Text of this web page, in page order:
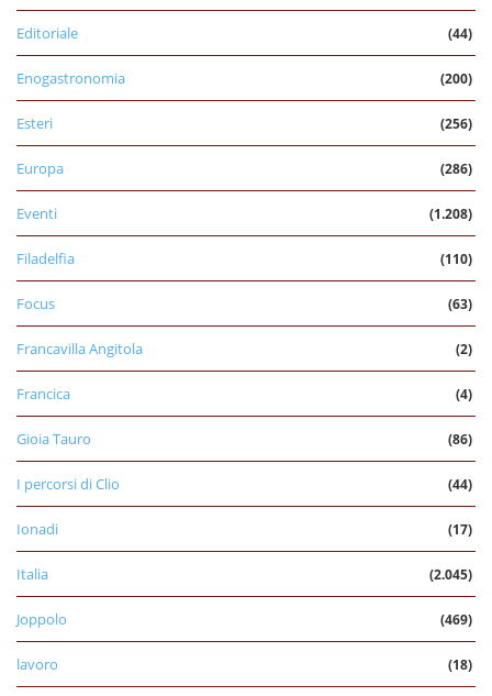
Editoriale (44)
Enogastronomia (200)
Esteri (256)
Europa (286)
Eventi (1.208)
Filadelfia (110)
Focus (63)
Francavilla Angitola (2)
Francica (4)
Gioia Tauro (86)
I percorsi di Clio (44)
Ionadi (17)
Italia (2.045)
Joppolo (469)
lavoro (18)